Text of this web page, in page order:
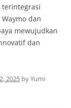
terintegrasi
dan
mewujudkan
dan
2025 byYumi